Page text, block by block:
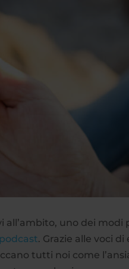
all’ambito, uno dei modi
podcast. Grazie alle voci di
tutti noi come